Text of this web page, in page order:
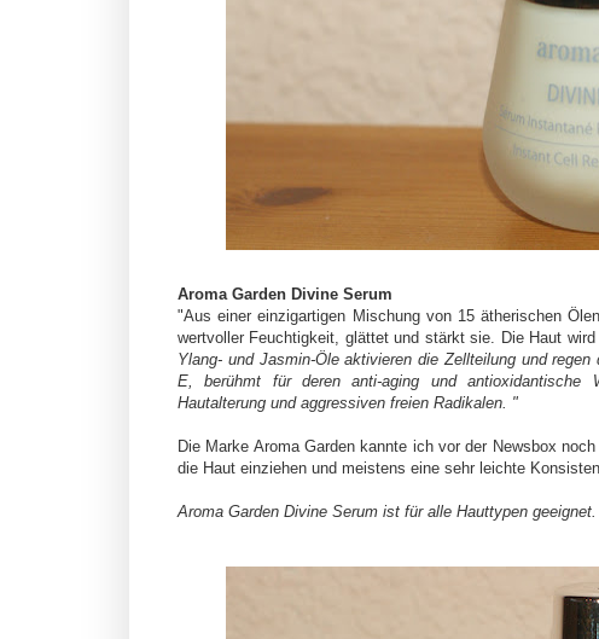
Aroma Garden Divine Serum
"Aus einer einzigartigen Mischung von 15 ätherischen
wertvoller Feuchtigkeit, glättet und stärkt sie. Die Haut
Ylang- und Jasmin-Öle aktivieren die Zellteilung und
E, berühmt für deren anti-aging und
Hautalterung und aggressiven freien Radikalen. "
Die Marke Aroma Garden kannte ich vor der Newsbox
die Haut einziehen und meistens eine sehr leichte
Aroma Garden Divine Serum ist für alle Hauttypen